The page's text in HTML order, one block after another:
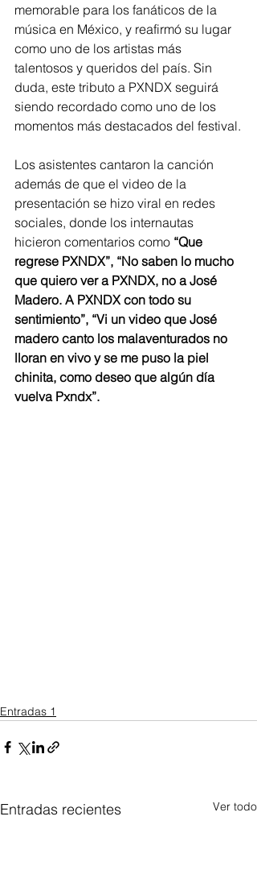
memorable para los fanáticos de la
música en México, y reafirmó su lugar
como uno de los artistas más
talentosos y queridos del país. Sin
duda, este tributo a PXNDX seguirá
siendo recordado como uno de los
momentos más destacados del festival.
Los asistentes cantaron la canción
además de que el video de la
presentación se hizo viral en redes
sociales, donde los internautas
hicieron comentarios como “Que
regrese PXNDX”, “No saben lo mucho
que quiero ver a PXNDX, no a José
Madero. A PXNDX con todo su
sentimiento”, “Vi un video que José
madero canto los malaventurados no
lloran en vivo y se me puso la piel
chinita, como deseo que algún día
vuelva Pxndx”.
Entradas 1
Entradas recientes Ver todo